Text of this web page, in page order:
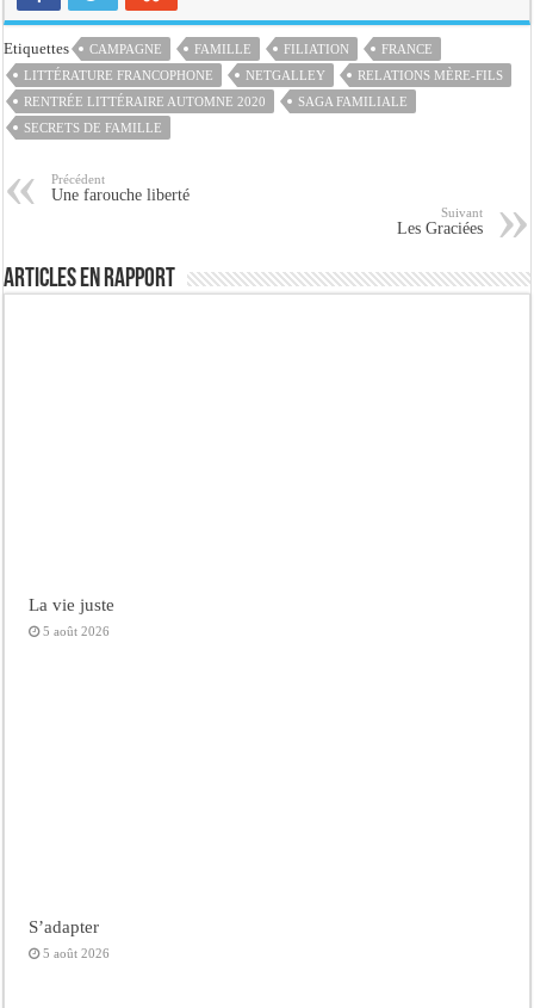
Etiquettes CAMPAGNE FAMILLE FILIATION
FRANCE
LITTÉRATURE FRANCOPHONE
NETGALLEY
RELATIONS MÈRE-FILS
RENTRÉE LITTÉRAIRE AUTOMNE 2020
SAGA FAMILIALE
SECRETS DE FAMILLE
Précédent
Une farouche liberté
Suivant
Les Graciées
Articles en rapport
La vie juste
5 août 2026
S’adapter
5 août 2026